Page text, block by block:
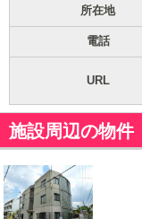
所在地
電話
URL
施設周辺の物件